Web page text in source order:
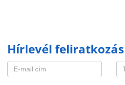
Hírlevél feliratkozás